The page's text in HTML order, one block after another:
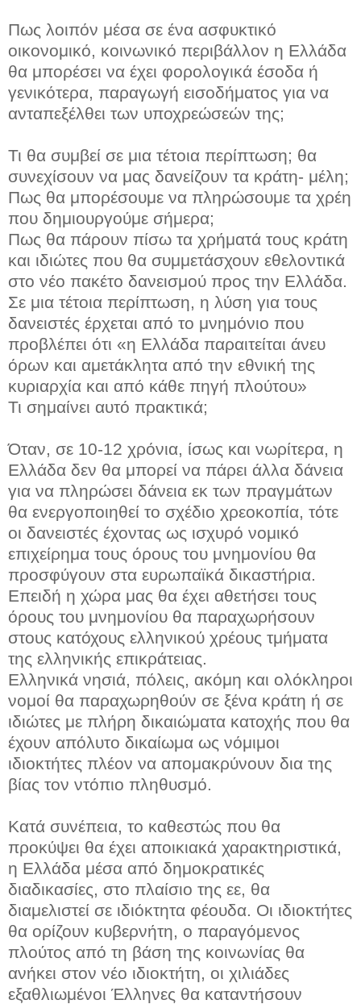
Πως λοιπόν μέσα σε ένα ασφυκτικό
οικονομικό, κοινωνικό περιβάλλον η Ελλάδα
θα μπορέσει να έχει φορολογικά έσοδα ή
γενικότερα, παραγωγή εισοδήματος για να
ανταπεξέλθει των υποχρεώσεών της;
Τι θα συμβεί σε μια τέτοια περίπτωση; θα
συνεχίσουν να μας δανείζουν τα κράτη- μέλη;
Πως θα μπορέσουμε να πληρώσουμε τα χρέη
που δημιουργούμε σήμερα;
Πως θα πάρουν πίσω τα χρήματά τους κράτη
και ιδιώτες που θα συμμετάσχουν εθελοντικά
στο νέο πακέτο δανεισμού προς την Ελλάδα.
Σε μια τέτοια περίπτωση, η λύση για τους
δανειστές έρχεται από το μνημόνιο που
προβλέπει ότι «η Ελλάδα παραιτείται άνευ
όρων και αμετάκλητα από την εθνική της
κυριαρχία και από κάθε πηγή πλούτου»
Τι σημαίνει αυτό πρακτικά;
Όταν, σε 10-12 χρόνια, ίσως και νωρίτερα, η
Ελλάδα δεν θα μπορεί να πάρει άλλα δάνεια
για να πληρώσει δάνεια εκ των πραγμάτων
θα ενεργοποιηθεί το σχέδιο χρεοκοπία, τότε
οι δανειστές έχοντας ως ισχυρό νομικό
επιχείρημα τους όρους του μνημονίου θα
προσφύγουν στα ευρωπαϊκά δικαστήρια.
Επειδή η χώρα μας θα έχει αθετήσει τους
όρους του μνημονίου θα παραχωρήσουν
στους κατόχους ελληνικού χρέους τμήματα
της ελληνικής επικράτειας.
Ελληνικά νησιά, πόλεις, ακόμη και ολόκληροι
νομοί θα παραχωρηθούν σε ξένα κράτη ή σε
ιδιώτες με πλήρη δικαιώματα κατοχής που θα
έχουν απόλυτο δικαίωμα ως νόμιμοι
ιδιοκτήτες πλέον να απομακρύνουν δια της
βίας τον ντόπιο πληθυσμό.
Κατά συνέπεια, το καθεστώς που θα
προκύψει θα έχει αποικιακά χαρακτηριστικά,
η Ελλάδα μέσα από δημοκρατικές
διαδικασίες, στο πλαίσιο της εε, θα
διαμελιστεί σε ιδιόκτητα φέουδα. Οι ιδιοκτήτες
θα ορίζουν κυβερνήτη, ο παραγόμενος
πλούτος από τη βάση της κοινωνίας θα
ανήκει στον νέο ιδιοκτήτη, οι χιλιάδες
εξαθλιωμένοι Έλληνες θα καταντήσουν